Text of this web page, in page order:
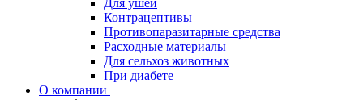
Для ушей
Контрацептивы
Противопаразитарные средства
Расходные материалы
Для сельхоз животных
При диабете
О компании